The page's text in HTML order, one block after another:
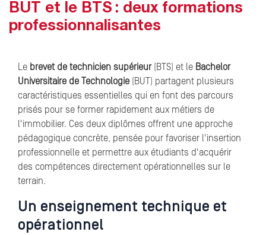
BUT et le BTS : deux formations
professionnalisantes
Le brevet de technicien supérieur(BTS) et le Bachelor
Universitaire de Technologie (BUT) partagent plusieurs
caractéristiques essentielles qui en font des parcours
prisés pour se former rapidement aux métiers de
l'immobilier. Ces deux diplômes offrent une approche
pédagogique concrète, pensée pour favoriser l'insertion
professionnelle et permettre aux étudiants d'acquérir
des compétences directement opérationnelles sur le
terrain.
Un enseignement technique et
opérationnel